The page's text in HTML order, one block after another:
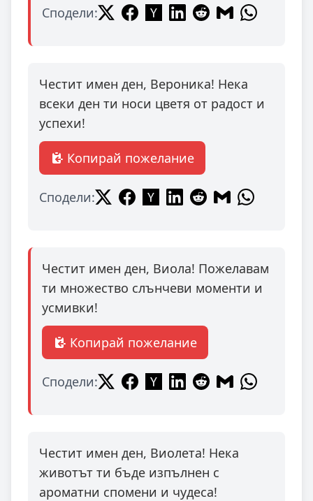
Сподели:
Честит имен ден, Вероника! Нека
всеки ден ти носи цветя от радост и
успехи!
Копирай пожелание
Сподели:
Честит имен ден, Виола! Пожелавам
ти множество слънчеви моменти и
усмивки!
Копирай пожелание
Сподели:
Честит имен ден, Виолета! Нека
животът ти бъде изпълнен с
ароматни спомени и чудеса!